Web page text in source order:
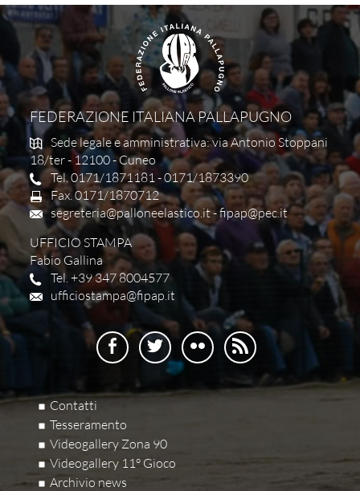
FEDERAZIONE ITALIANA PALLAPUGNO
Sede legale e amministrativa: via Antonio Stoppani
18/ter - 12100 - Cuneo
Tel. 0171/1871181 - 0171/1873390
Fax. 0171/1870712
segreteria@palloneelastico.it-fipap@pec.it
UFFICIO STAMPA
Fabio Gallina
Tel. +39 347 8004577
ufficiostampa@fipap.it
Contatti
Tesseramento
Videogallery Zona 90
Videogallery 11° Gioco
Archivio news